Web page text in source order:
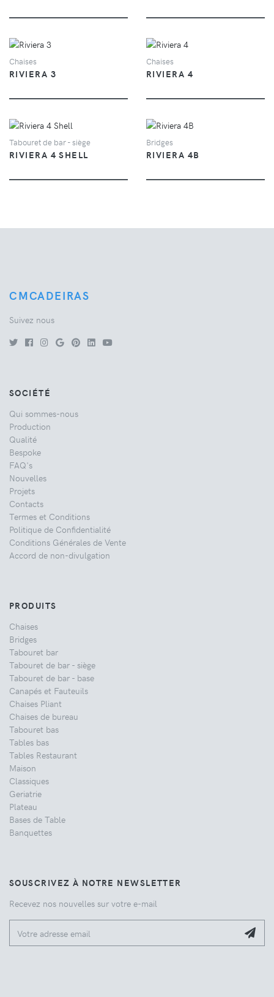
Chaises
RIVIERA 3
Chaises
RIVIERA 4
VUE
Tabouret de bar - siège
RIVIERA 4 SHELL
Bridges
RIVIERA 4B
CMCADEIRAS
Suivez nous
SOCIÉTÉ
Qui sommes-nous
Production
Qualité
Bespoke
FAQ's
Nouvelles
Projets
Contacts
Termes et Conditions
Politique de Confidentialité
Conditions Générales de Vente
Accord de non-divulgation
PRODUITS
Chaises
Bridges
Tabouret bar
Tabouret de bar - siège
Tabouret de bar - base
Canapés et Fauteuils
Chaises Pliant
Chaises de bureau
Tabouret bas
Tables bas
Tables Restaurant
Maison
Classiques
Geriatrie
Plateau
Bases de Table
Banquettes
SOUSCRIVEZ À NOTRE NEWSLETTER
Recevez nos nouvelles sur votre e-mail